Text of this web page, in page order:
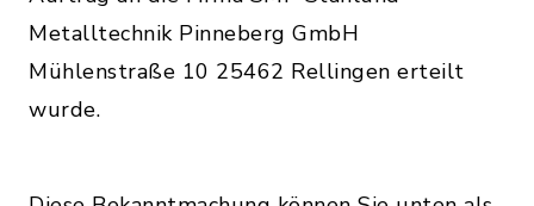
Metalltechnik Pinneberg GmbH
Mühlenstraße 10 25462 Rellingen erteilt
wurde.